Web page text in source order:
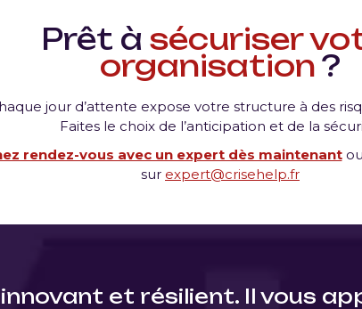
Prêt à sécuriser
organisation ?
jour d’attente expose votre structure à des
Faites le choix de l’anticipation et de la
rendez-vous avec un expert dès maintenant
sur expert@crisehelp.fr
et résilient. Il vous